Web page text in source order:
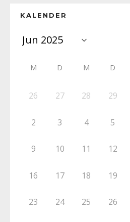
KALENDER
M D M D
26 27 28 29
2 3 4 5
9 10 11 12
16 17 18 19
23 24 25 26